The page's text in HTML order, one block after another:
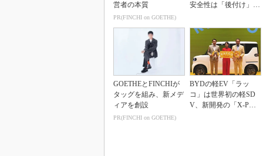
営者の本質
PR(FINCHI on GOETHE)
安全性は「後付け」で
GOETHEとFINCHIが
タッグを組み、新メデ
ィアを創設
PR(FINCHI on GOETHE)
BYDの軽EV「ラッ
コ」は世界初の軽SD
V、新開発の「X-PAC